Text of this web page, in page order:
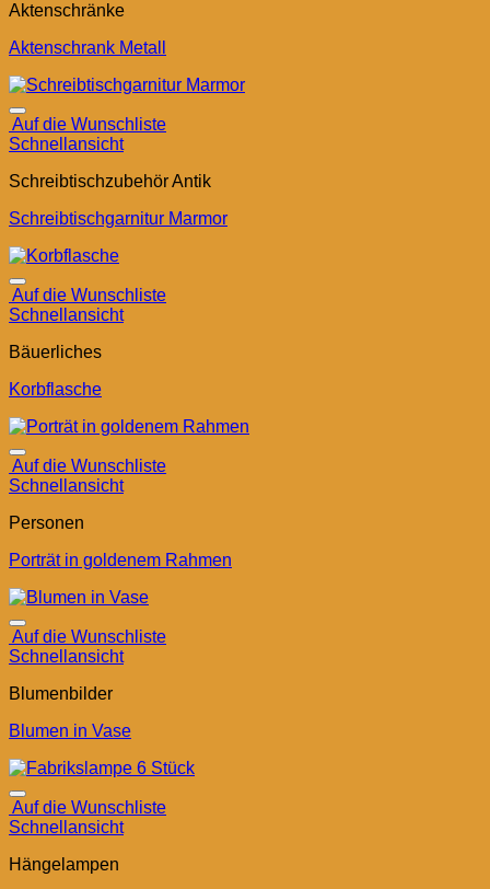
Aktenschränke
Aktenschrank Metall
Auf die Wunschliste
Schnellansicht
Schreibtischzubehör Antik
Schreibtischgarnitur Marmor
Auf die Wunschliste
Schnellansicht
Bäuerliches
Korbflasche
Auf die Wunschliste
Schnellansicht
Personen
Porträt in goldenem Rahmen
Auf die Wunschliste
Schnellansicht
Blumenbilder
Blumen in Vase
Auf die Wunschliste
Schnellansicht
Hängelampen